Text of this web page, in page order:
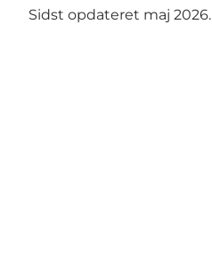
Sidst opdateret maj 2026.